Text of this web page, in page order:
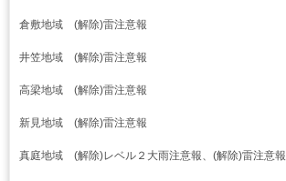
倉敷地域 (解除)雷注意報
井笠地域 (解除)雷注意報
高梁地域 (解除)雷注意報
新見地域 (解除)雷注意報
真庭地域 (解除)レベル２大雨注意報、(解除)雷注意報